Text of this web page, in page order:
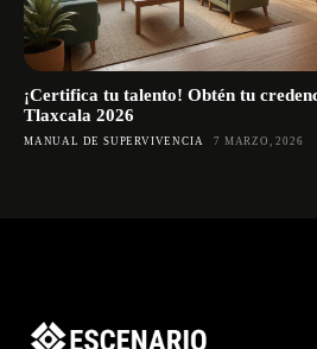
¡Certifica tu talento! Obtén tu
Tlaxcala 2026
MANUAL DE SUPERVIVENCIA 7 MARZO, 2026